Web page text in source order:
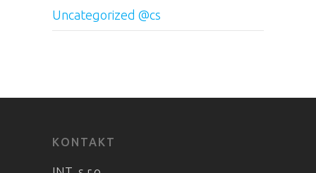
Uncategorized @cs
KONTAKT